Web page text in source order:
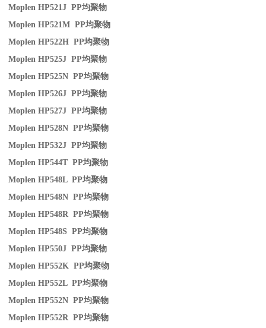
Moplen HP521J PP均聚物
Moplen HP521M PP均聚物
Moplen HP522H PP均聚物
Moplen HP525J PP均聚物
Moplen HP525N PP均聚物
Moplen HP526J PP均聚物
Moplen HP527J PP均聚物
Moplen HP528N PP均聚物
Moplen HP532J PP均聚物
Moplen HP544T PP均聚物
Moplen HP548L PP均聚物
Moplen HP548N PP均聚物
Moplen HP548R PP均聚物
Moplen HP548S PP均聚物
Moplen HP550J PP均聚物
Moplen HP552K PP均聚物
Moplen HP552L PP均聚物
Moplen HP552N PP均聚物
Moplen HP552R PP均聚物